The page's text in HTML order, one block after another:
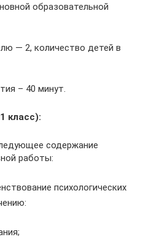
образовательной
— 2, количество детей в
– 40 минут.
класс):
содержание
работы:
психологических